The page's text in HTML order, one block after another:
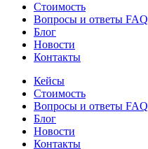
Стоимость
Вопросы и ответы FAQ
Блог
Новости
Контакты
Кейсы
Стоимость
Вопросы и ответы FAQ
Блог
Новости
Контакты